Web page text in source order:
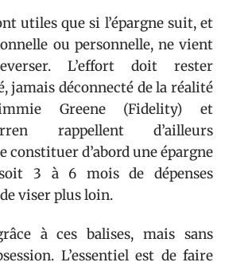
utiles que si l’épargne suit, et
ou personnelle, ne vient
L’effort doit rester
jamais déconnecté de la réalité
Greene (Fidelity) et
rappellent d’ailleurs
constituer d’abord une épargne
3 à 6 mois de dépenses
viser plus loin.
à ces balises, mais sans
L’essentiel est de faire